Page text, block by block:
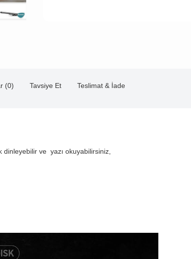
(0) Tavsiye Et Teslimat & İade
ve yazı okuyabilirsiniz,